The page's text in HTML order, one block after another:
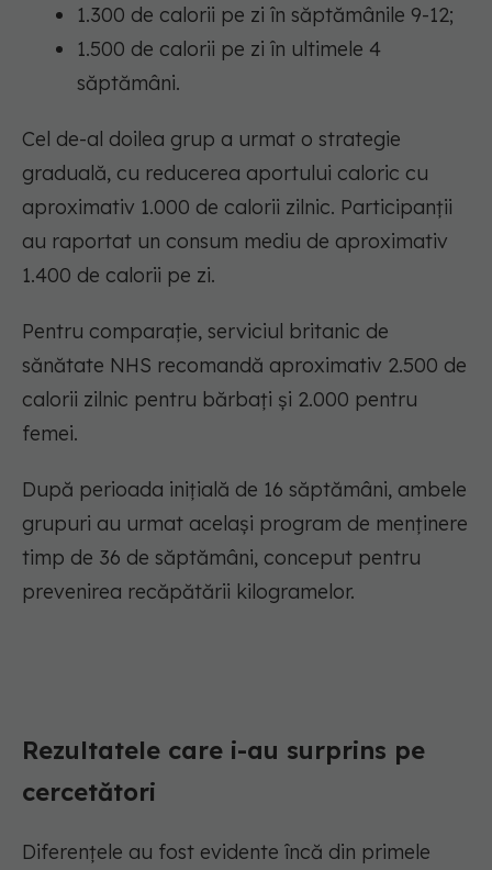
1.300 de calorii pe zi în săptămânile 9-12;
1.500 de calorii pe zi în ultimele 4
săptămâni.
Cel de-al doilea grup a urmat o strategie
graduală, cu reducerea aportului caloric cu
aproximativ 1.000 de calorii zilnic. Participanții
au raportat un consum mediu de aproximativ
1.400 de calorii pe zi.
Pentru comparație, serviciul britanic de
sănătate NHS recomandă aproximativ 2.500 de
calorii zilnic pentru bărbați și 2.000 pentru
femei.
După perioada inițială de 16 săptămâni, ambele
grupuri au urmat același program de menținere
timp de 36 de săptămâni, conceput pentru
prevenirea recăpătării kilogramelor.
Rezultatele care i-au surprins pe
cercetători
Diferențele au fost evidente încă din primele